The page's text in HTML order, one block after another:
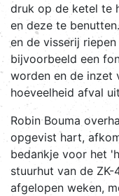
druk op de ketel te
en deze te
en de visserij
bijvoorbeeld een
worden en de inzet
hoeveelheid afval
Robin Bouma
opgevist hart,
bedankje voor het
stuurhut van de
afgelopen weken,